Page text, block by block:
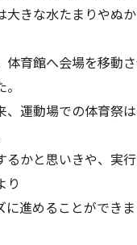
大きな水たまりやぬ
体育館へ会場を移動
、運動場での体育祭
るかと思いきや、実
り
進めることができま